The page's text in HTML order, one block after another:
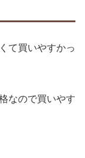
て買いやすかっ
なので買いやす